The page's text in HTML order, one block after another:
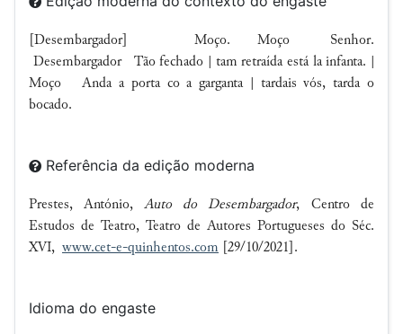
[Desembargador] Moço. Moço Senhor.
Desembargador Tão fechado | tam retraída está la infanta. |
Moço Anda a porta co a garganta | tardais vós, tarda o
bocado.
Referência da edição moderna
Prestes, António, Auto do Desembargador, Centro de
Estudos de Teatro, Teatro de Autores Portugueses do Séc.
XVI, www.cet-e-quinhentos.com [29/10/2021].
Idioma do engaste